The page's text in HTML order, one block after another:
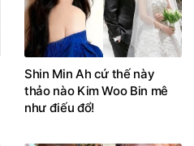
Shin Min Ah cứ thế này
thảo nào Kim Woo Bin mê
như điếu đổ!